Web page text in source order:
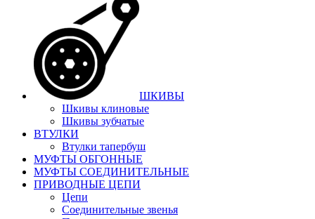
ШКИВЫ
Шкивы клиновые
Шкивы зубчатые
ВТУЛКИ
Втулки тапербуш
МУФТЫ ОБГОННЫЕ
МУФТЫ СОЕДИНИТЕЛЬНЫЕ
ПРИВОДНЫЕ ЦЕПИ
Цепи
Соединительные звенья